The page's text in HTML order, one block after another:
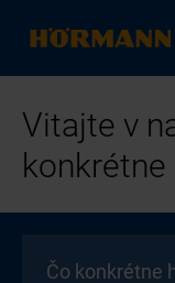
Vitajte v